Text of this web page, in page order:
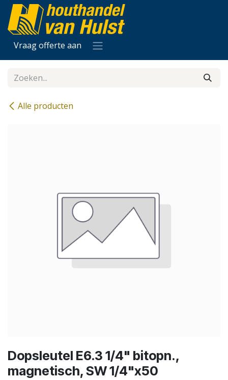
Overslaan naar inhoud
Vraag offerte aan
Alle producten
Dopsleutel E6.3 1/4" bitopn.,
magnetisch, SW 1/4"x50